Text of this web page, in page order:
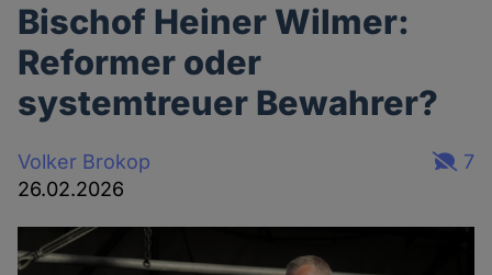
Bischof Heiner Wilmer:
Reformer oder
systemtreuer Bewahrer?
Volker Brokop
26.02.2026
7